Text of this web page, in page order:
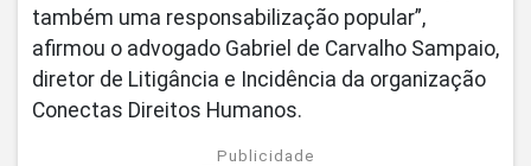
também uma responsabilização popular”,
afirmou o advogado Gabriel de Carvalho Sampaio,
diretor de Litigância e Incidência da organização
Conectas Direitos Humanos.
Publicidade